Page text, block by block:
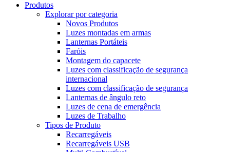
Produtos
Explorar por categoria
Novos Produtos
Luzes montadas em armas
Lanternas Portáteis
Faróis
Montagem do capacete
Luzes com classificação de segurança
internacional
Luzes com classificação de segurança
Lanternas de ângulo reto
Luzes de cena de emergência
Luzes de Trabalho
Tipos de Produto
Recarregáveis
Recarregáveis USB